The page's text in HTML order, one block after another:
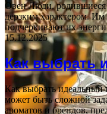
Овен Люди, родившиеся
дерзким характером.
подчеркивают их
15.12.2025
Как выбрать
Как выбрать
может быть сложной
ароматов и брендов,